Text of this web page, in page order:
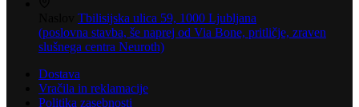
Tbilisijska ulica 59, 1000 Ljubljana
(poslovna stavba, še naprej od Via Bone, pritličje, zraven
slušnega centra Neuroth)
Dostava
Vračila in reklamacije
Politika zasebnosti